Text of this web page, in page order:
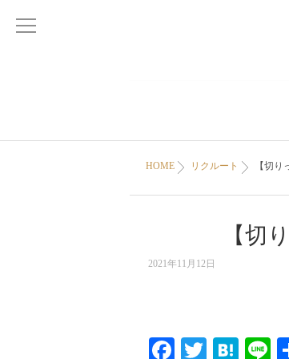
HOME リクルート 【切り
【切
2021年11月12日
Facebook
Twitter